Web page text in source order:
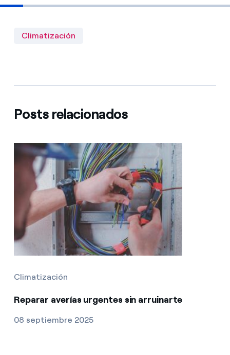
Climatización
Posts relacionados
Climatización
Reparar averías urgentes sin arruinarte
08 septiembre 2025